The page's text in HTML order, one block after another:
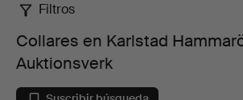
Collares
en
Filtros
Collares en Karlstad
Auktionsverk